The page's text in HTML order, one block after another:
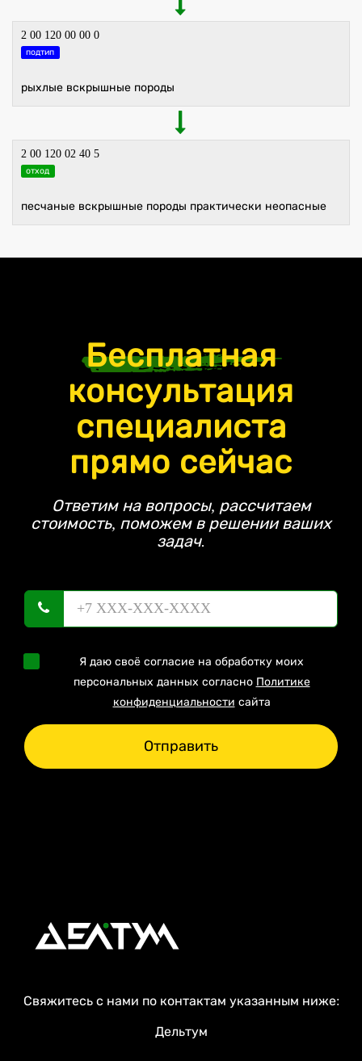
2 00 120 00 00 0
подтип
рыхлые вскрышные породы
2 00 120 02 40 5
отход
песчаные вскрышные породы практически неопасные
Бесплатная
консультация
специалиста
прямо сейчас
Ответим на вопросы, рассчитаем
стоимость, поможем в решении ваших
задач.
Я даю своё согласие на обработку моих
персональных данных согласно Политике
конфиденциальности сайта
Отправить
Свяжитесь с нами по контактам указанным ниже:
Дельтум